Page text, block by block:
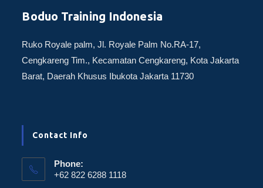
Boduo Training Indonesia
Ruko Royale palm, Jl. Royale Palm No.RA-17,
Cengkareng Tim., Kecamatan Cengkareng, Kota Jakarta
Barat, Daerah Khusus Ibukota Jakarta 11730
Contact Info
Phone:
+62 822 6288 1118